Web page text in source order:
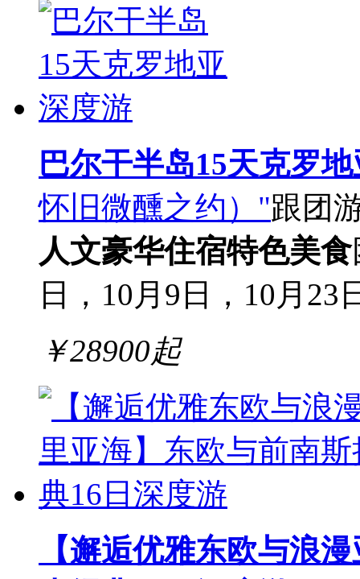
巴尔干半岛15天克罗
怀旧微醺之约）"跟团
人文豪华住宿特色美食
日，10月9日，10月23
￥28900起
【邂逅优雅东欧与浪